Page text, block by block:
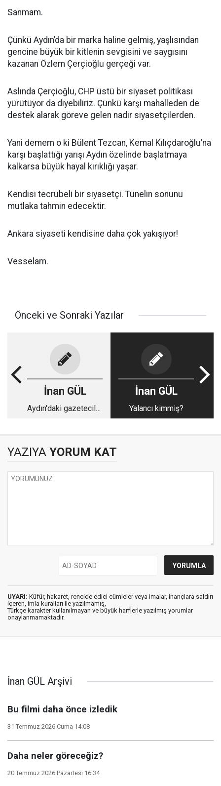
Sanmam.
Çünkü Aydın’da bir marka haline gelmiş, yaşlısından
gencine büyük bir kitlenin sevgisini ve saygısını
kazanan Özlem Çerçioğlu gerçeği var.
Aslında Çerçioğlu, CHP üstü bir siyaset politikası
yürütüyor da diyebiliriz. Çünkü karşı mahalleden de
destek alarak göreve gelen nadir siyasetçilerden.
Yani demem o ki Bülent Tezcan, Kemal Kılıçdaroğlu’na
karşı başlattığı yarışı Aydın özelinde başlatmaya
kalkarsa büyük hayal kırıklığı yaşar.
Kendisi tecrübeli bir siyasetçi. Tünelin sonunu
mutlaka tahmin edecektir.
Ankara siyaseti kendisine daha çok yakışıyor!
Vesselam.
Önceki ve Sonraki Yazılar
İnan GÜL
Aydın'daki gazeteciler
İnan GÜL
Yalancı kimmiş?
YAZIYA YORUM KAT
UYARI: Küfür, hakaret, rencide edici cümleler veya imalar, inançlara saldırı
içeren, imla kuralları ile yazılmamış,
Türkçe karakter kullanılmayan ve büyük harflerle yazılmış yorumlar
onaylanmamaktadır.
İnan GÜL Arşivi
Bu filmi daha önce izledik
31 Temmuz 2026 Cuma 14:08
Daha neler göreceğiz?
20 Temmuz 2026 Pazartesi 16:34